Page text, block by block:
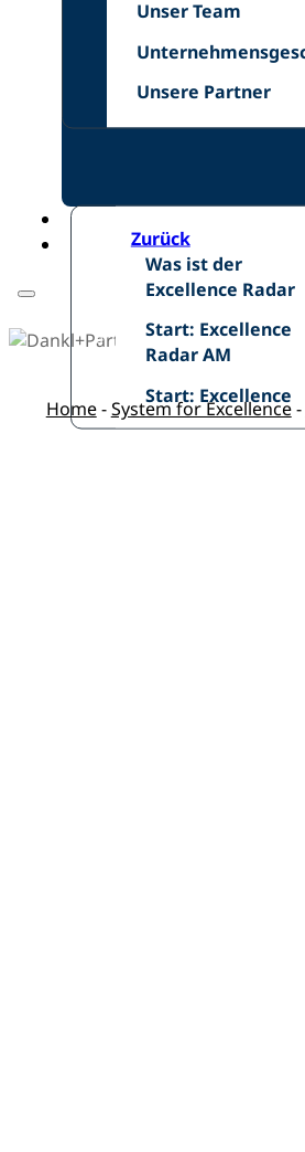
Unser Team
Unser
Unsere Partner
Unsere
Zurück
Was ist der
Excellence Radar
Was
ist
Excellence
Radar
Start: Excellence
Radar AM
Start:
Excellence
AM
Start: Excellence
Start:
Home-System for Excellence-